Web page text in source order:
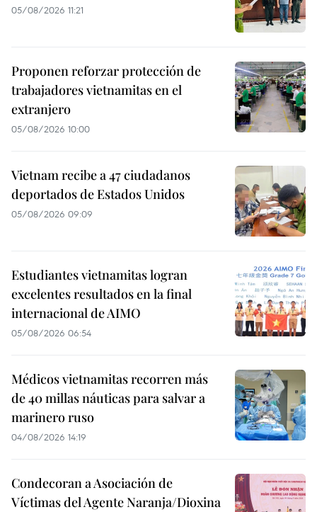
05/08/2026 11:21
Proponen reforzar protección de
trabajadores vietnamitas en el
extranjero
05/08/2026 10:00
Vietnam recibe a 47 ciudadanos
deportados de Estados Unidos
05/08/2026 09:09
Estudiantes vietnamitas logran
excelentes resultados en la final
internacional de AIMO
05/08/2026 06:54
Médicos vietnamitas recorren más
de 40 millas náuticas para salvar a
marinero ruso
04/08/2026 14:19
Condecoran a Asociación de
Víctimas del Agente Naranja/Dioxina